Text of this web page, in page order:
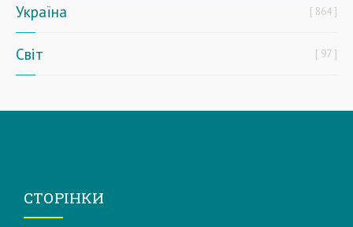
Україна 864
Світ 97
СТОРІНКИ